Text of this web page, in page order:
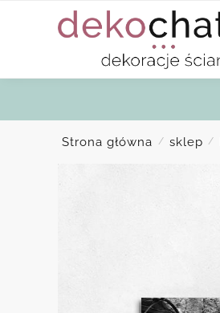
Strona główna / sklep /